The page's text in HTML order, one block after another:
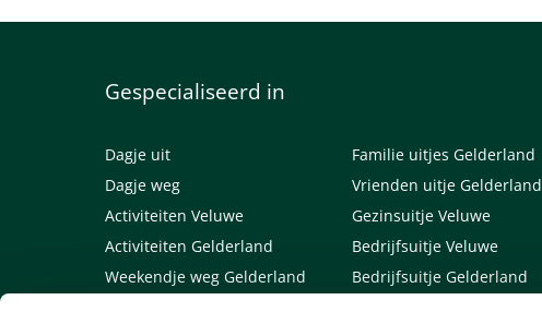
Gespecialiseerd in
Dagje uit
Dagje weg
Activiteiten Veluwe
Activiteiten Gelderland
Weekendje weg Gelderland
Familie uitjes Gelderland
Vrienden uitje Gelderland
Gezinsuitje Veluwe
Bedrijfsuitje Veluwe
Bedrijfsuitje Gelderland